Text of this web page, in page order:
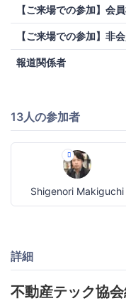
【ご来場での参加】会
【ご来場での参加】非
報道関係者
13人の参加者
Shigenori Makiguchi
詳細
不動産テック協